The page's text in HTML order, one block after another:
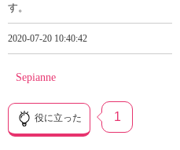
す。
2020-07-20 10:40:42
Sepianne
役に立った 1